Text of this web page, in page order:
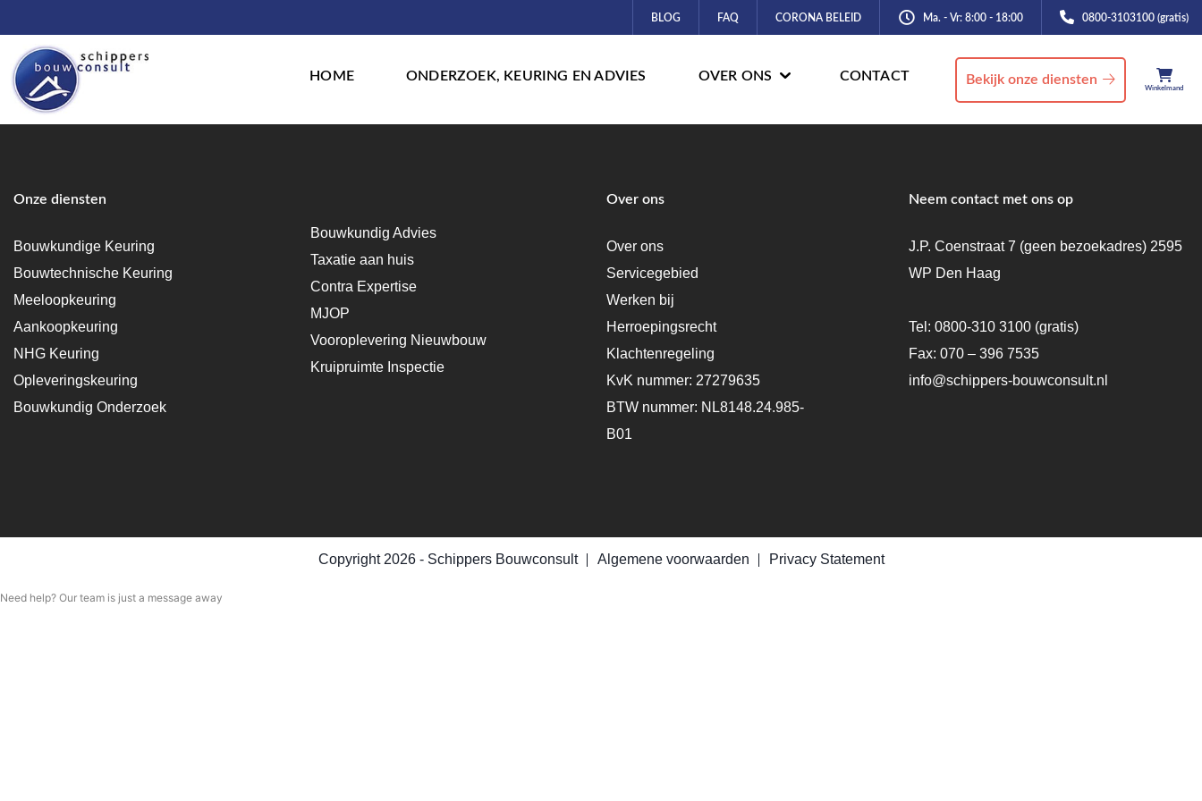
BLOG FAQ CORONA BELEID Ma. - Vr: 8:00 - 18:00 0800-3103100 (gratis)
HOME ONDERZOEK, KEURING EN ADVIES OVER ONS CONTACT
Winkelmand
Bekijk onze diensten
Onze diensten
Bouwkundige Keuring
Bouwtechnische Keuring
Meeloopkeuring
Aankoopkeuring
NHG Keuring
Opleveringskeuring
Bouwkundig Onderzoek
Bouwkundig Advies
Taxatie aan huis
Contra Expertise
MJOP
Vooroplevering Nieuwbouw
Kruipruimte Inspectie
Over ons
Over ons
Servicegebied
Werken bij
Herroepingsrecht
Klachtenregeling
KvK nummer: 27279635
BTW nummer: NL8148.24.985-
B01
Neem contact met ons op
J.P. Coenstraat 7 (geen bezoekadres) 2595
WP Den Haag
Tel: 0800-310 3100(gratis)
Fax: 070 – 396 7535
info@schippers-bouwconsult.nl
Copyright 2026 - Schippers Bouwconsult Algemene voorwaarden Privacy Statement
Need help? Our team is just a message away